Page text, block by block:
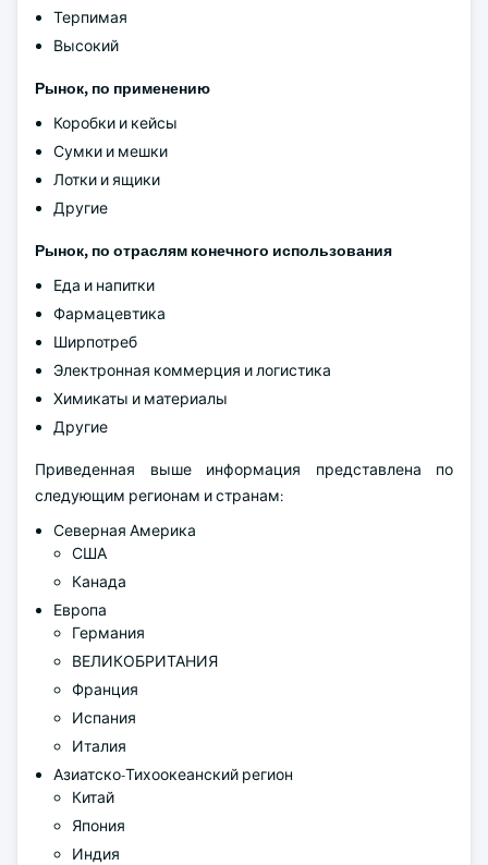
Терпимая
Высокий
Рынок, по применению
Коробки и кейсы
Сумки и мешки
Лотки и ящики
Другие
Рынок, по отраслям конечного использования
Еда и напитки
Фармацевтика
Ширпотреб
Электронная коммерция и логистика
Химикаты и материалы
Другие
Приведенная выше информация представлена по
следующим регионам и странам:
Северная Америка
США
Канада
Европа
Германия
ВЕЛИКОБРИТАНИЯ
Франция
Испания
Италия
Азиатско-Тихоокеанский регион
Китай
Япония
Индия